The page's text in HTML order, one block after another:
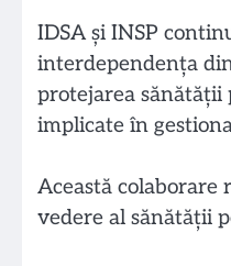
IDSA și INSP
interdependența
protejarea sănătății
implicate în
Această
vedere al sănătății